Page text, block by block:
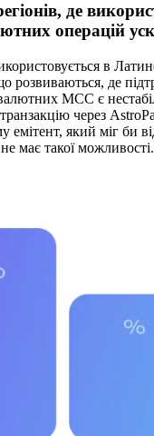
де
операцій
в
розвиваються, де
MCC є
через
емітент, який міг би
має такої можливості.